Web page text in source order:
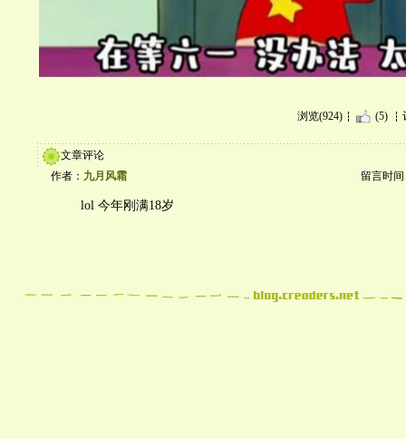
浏览(924) (5)
文章评论
作者： 九月风霜 留言时间
lol 今年刚满18岁